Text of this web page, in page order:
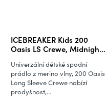
ICEBREAKER Kids 200
Oasis LS Crewe, Midnight
Univerzální dětské spodní
prádlo z merino vlny, 200 Oasis
Long Sleeve Crewe nabízí
prodyšnost,...